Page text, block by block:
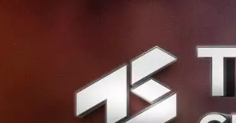
“ผู้ที่สามารถรับมือกับแน
แม่นยำ และขับเคลื่อนองค์